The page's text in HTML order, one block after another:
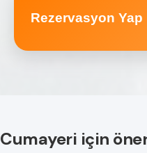
Rezervasyon Yap
Cumayeri için